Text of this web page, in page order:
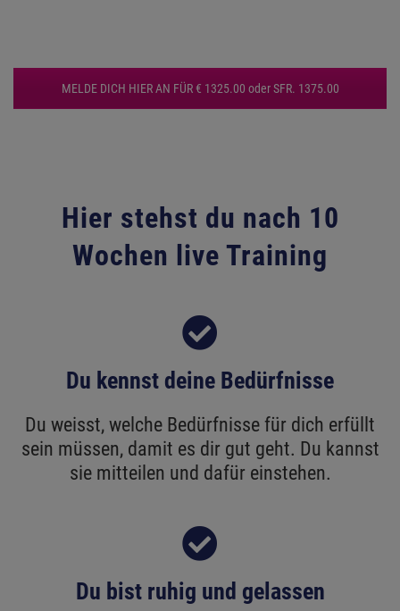
MELDE DICH HIER AN FÜR € 1325.00 oder SFR. 1375.00
Hier stehst du nach 10
Wochen live Training
Du kennst deine Bedürfnisse
Du weisst, welche Bedürfnisse für dich erfüllt
sein müssen, damit es dir gut geht. Du kannst
sie mitteilen und dafür einstehen.
Du bist ruhig und gelassen